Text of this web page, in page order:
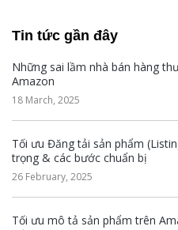
Tin tức gần đây
Những sai lầm nhà bán hàng
Amazon
18 March, 2025
Tối ưu Đăng tải sản phẩm
trọng & các bước chuẩn bị
26 February, 2025
Tối ưu mô tả sản phẩm trên